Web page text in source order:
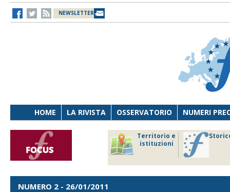
NEWSLETTER
HOME LA RIVISTA OSSERVATORIO NUMERI
Territorio e
istituzioni
NUMERO 2 - 26/01/2011